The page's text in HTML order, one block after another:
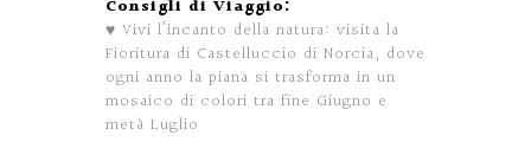
Consigli di Viaggio:
♥ Vivi l’incanto della natura: visita la
Fioritura di Castelluccio di Norcia, dove
ogni anno la piana si trasforma in un
mosaico di colori tra fine Giugno e
metà Luglio